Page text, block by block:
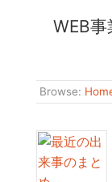
WEB
Browse: